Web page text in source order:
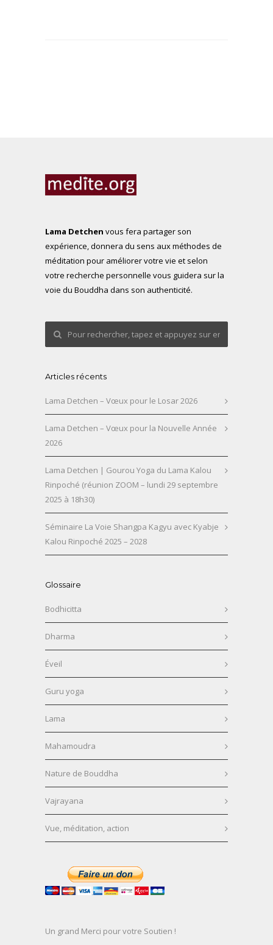
Lama Detchen vous fera partager son
expérience, donnera du sens aux méthodes de
méditation pour améliorer votre vie et selon
votre recherche personnelle vous guidera sur la
voie du Bouddha dans son authenticité.
Articles récents
Lama Detchen – Vœux pour le Losar 2026
Lama Detchen – Vœux pour la Nouvelle Année
2026
Lama Detchen | Gourou Yoga du Lama Kalou
Rinpoché (réunion ZOOM – lundi 29 septembre
2025 à 18h30)
Séminaire La Voie Shangpa Kagyu avec Kyabje
Kalou Rinpoché 2025 – 2028
Glossaire
Bodhicitta
Dharma
Éveil
Guru yoga
Lama
Mahamoudra
Nature de Bouddha
Vajrayana
Vue, méditation, action
Un grand Merci pour votre Soutien !